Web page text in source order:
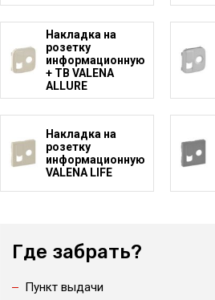
Накладка на
розетку
информационную
+ ТВ VALENA
ALLURE
Накладка на
розетку
информационную
VALENA LIFE
Где забрать?
Пункт выдачи